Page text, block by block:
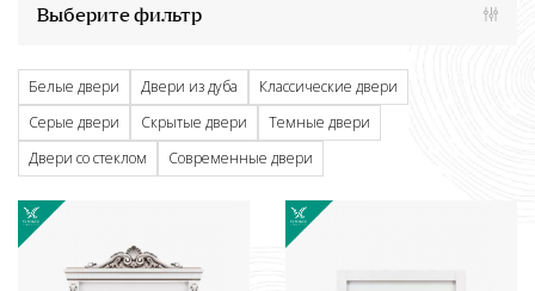
Выберите фильтр
Белые двери Двери из дуба
Классические двери
Серые двери
Скрытые двери
Темные двери
Двери со стеклом
Современные двери